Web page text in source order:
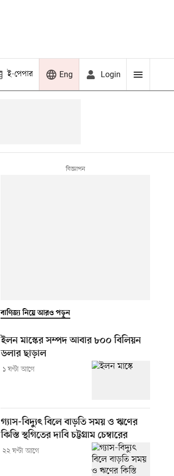
ই-পেপার Eng Login
বাণিজ্য নিয়ে আরও পড়ুন
ইলন মাস্কের সম্পদ আবার ৮০০ বিলিয়ন
ডলার ছাড়াল
১ ঘণ্টা আগে
গ্যাস-বিদ্যুৎ বিলে বাড়তি সময় ও ঋণের
কিস্তি স্থগিতের দাবি চট্টগ্রাম চেম্বারের
২২ ঘণ্টা আগে